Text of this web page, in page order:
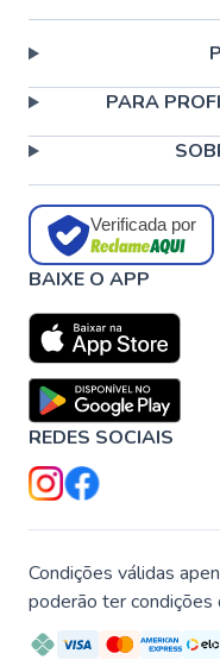
PARA
Verificada por
BAIXE O APP
REDES SOCIAIS
Condições válidas
poderão ter condições